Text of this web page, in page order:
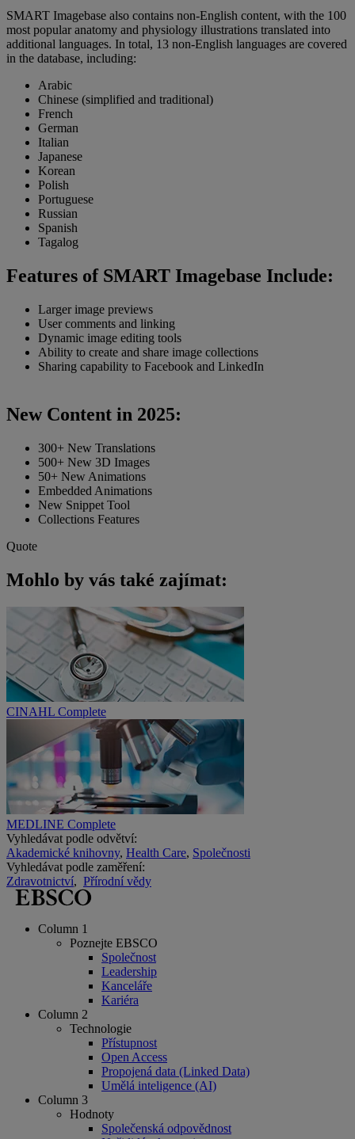
SMART Imagebase also contains non-English content, with the 100
most popular anatomy and physiology illustrations translated into
additional languages. In total, 13 non-English languages are covered
in the database, including:
Arabic
Chinese (simplified and traditional)
French
German
Italian
Japanese
Korean
Polish
Portuguese
Russian
Spanish
Tagalog
Features of SMART Imagebase Include:
Larger image previews
User comments and linking
Dynamic image editing tools
Ability to create and share image collections
Sharing capability to Facebook and LinkedIn
New Content in 2025:
300+ New Translations
500+ New 3D Images
50+ New Animations
Embedded Animations
New Snippet Tool
Collections Features
Quote
Mohlo by vás také zajímat:
CINAHL Complete
MEDLINE Complete
Vyhledávat podle odvětví:
Akademické knihovny, Health Care, Společnosti
Vyhledávat podle zaměření:
Zdravotnictví, Přírodní vědy
Column 1
Poznejte EBSCO
Společnost
Leadership
Kanceláře
Kariéra
Column 2
Technologie
Přístupnost
Open Access
Propojená data (Linked Data)
Umělá inteligence (AI)
Column 3
Hodnoty
Společenská odpovědnost